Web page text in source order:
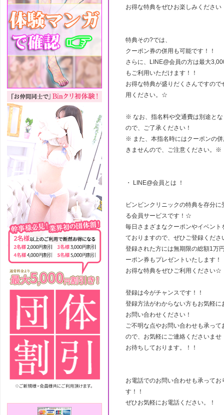
お得な特典をぜひお楽しみください
特典その?では、
クーポン券の併用も可能です！！
さらに、LINE@会員の方は最大
もご利用いただけます！！
お得な特典が盛りだくさんですので
用ください。☆
※ なお、指名料や交通費は別途と
ので、ご了承ください！
※ また、本指名時にはクーポンの
きませんので、ご注意ください。※
・ LINE@会員とは ！
ビンビンクリニックの特典を存分に
る会員サービスです！☆
毎日さまざまなクーポンやイベント
ておりますので、ぜひご登録くださ
登録された方には無期限の総額1万
ーポン券もプレゼントいたします！
お得な特典をぜひご利用ください☆
登録は今がチャンスです！！
登録方法がわからない方もお気軽に
お問い合わせください！
ご不明な点やお問い合わせも承って
ので、お気軽にご連絡くださいませ
お待ちしております。！！
お電話でのお問い合わせも承ってお
す！！
ぜひお気軽にお電話ください。！